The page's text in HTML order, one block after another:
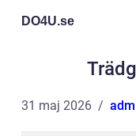
DO4U.se
31 maj 2026